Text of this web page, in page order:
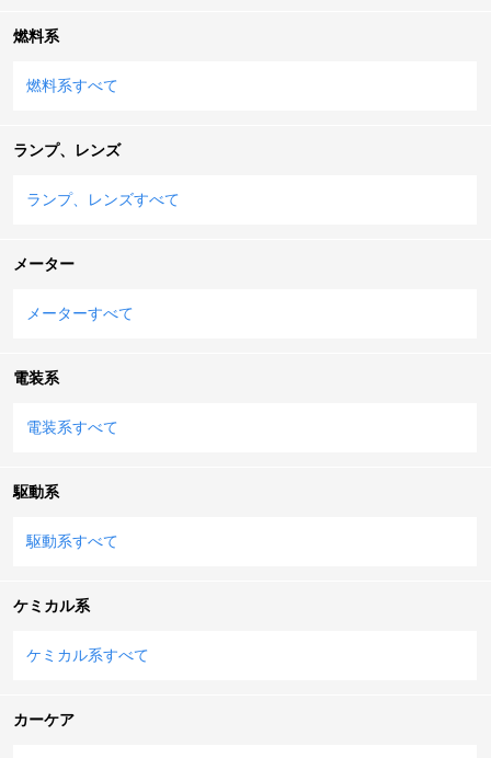
燃料系
燃料系すべて
ランプ、レンズ
ランプ、レンズすべて
メーター
メーターすべて
電装系
電装系すべて
駆動系
駆動系すべて
ケミカル系
ケミカル系すべて
カーケア